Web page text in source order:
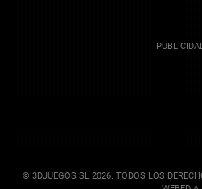
© 3DJUEGOS SL 2026. TODOS LOS